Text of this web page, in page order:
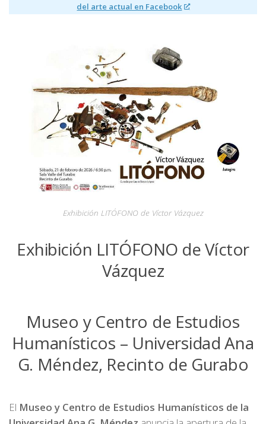
del arte actual en Facebook
Exhibición LITÓFONO de Víctor Vázquez
Exhibición LITÓFONO de Víctor
Vázquez
Museo y Centro de Estudios
Humanísticos – Universidad Ana
G. Méndez, Recinto de Gurabo
El Museo y Centro de Estudios Humanísticos de la